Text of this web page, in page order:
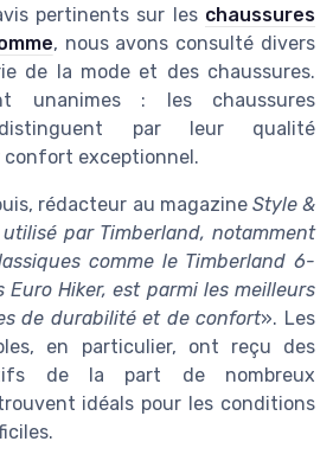
pertinents sur les chaussures
, nous avons consulté divers
de la mode et des chaussures.
unanimes : les chaussures
par leur qualité
confort exceptionnel.
rédacteur au magazine Style &
par Timberland, notamment
comme le Timberland 6-
Euro Hiker, est parmi les meilleurs
de durabilité et de confort». Les
en particulier, ont reçu des
de la part de nombreux
idéals pour les conditions